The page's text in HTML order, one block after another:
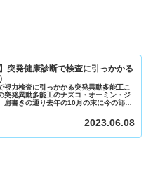
突発健康診断で検査に引っかかる
視力検査に引っかかる突発異動多能工こ
突発異動多能工のナズコ・オーミン・ジ
肩書きの通り去年の10月の末に今の部署
2023.06.08